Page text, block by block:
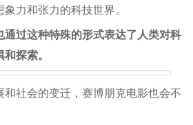
力和张力的科技世界。
通过这种特殊的形式表达了人类对科
探索。
和社会的变迁，赛博朋克电影也会不